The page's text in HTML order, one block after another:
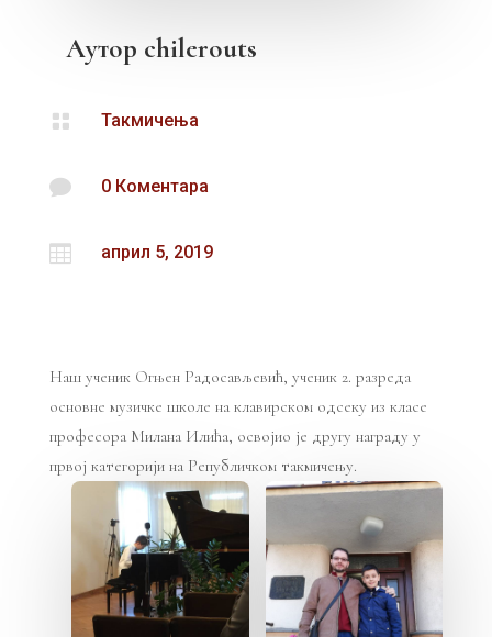
Аутор chilerouts
 Такмичења
 0 Коментара
 април 5, 2019
Наш ученик Огњен Радосављевић, ученик 2. разреда
основне музичке школе на клавирском одсеку из класе
професора Милана Илића, освојио је другу награду у
првој категорији на Републичком такмичењу.